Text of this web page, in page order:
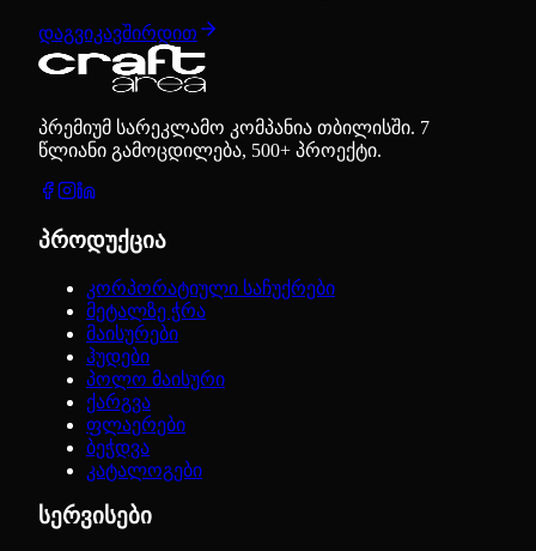
დაგვიკავშირდით
პრემიუმ სარეკლამო კომპანია თბილისში. 7
წლიანი გამოცდილება, 500+ პროექტი.
პროდუქცია
კორპორატიული საჩუქრები
მეტალზე ჭრა
მაისურები
ჰუდები
პოლო მაისური
ქარგვა
ფლაერები
ბეჭდვა
კატალოგები
სერვისები